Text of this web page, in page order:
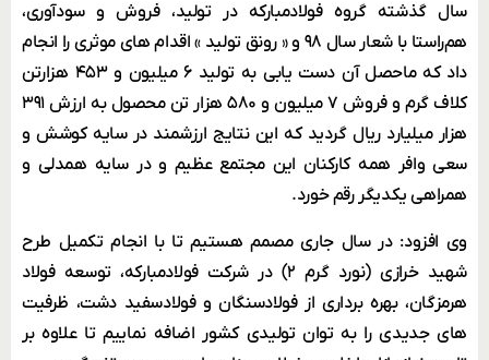
سال گذشته گروه فولادمبارکه در تولید، فروش و سودآوری،
هم‌راستا با شعار سال ۹۸ و « رونق تولید » اقدام های موثری را انجام
داد که ماحصل آن دست یابی به تولید ۶ میلیون و ۴۵۳ هزارتن
کلاف گرم و فروش ۷ میلیون و ۵۸۰ هزار تن محصول به ارزش ۳۹۱
هزار میلیارد ریال گردید که این نتایج ارزشمند در سایه کوشش و
سعی وافر همه کارکنان این مجتمع عظیم و در سایه همدلی و
همراهی یکدیگر رقم خورد.
وی افزود: در سال جاری مصمم هستیم تا با انجام تکمیل طرح
شهید خرازی (نورد گرم ۲) در شرکت فولادمبارکه، توسعه فولاد
هرمزگان، بهره برداری از فولادسنگان و فولادسفید دشت، ظرفیت
های جدیدی را به توان تولیدی کشور اضافه نماییم تا علاوه بر